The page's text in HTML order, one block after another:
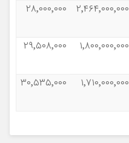
۲٬۴۶۴٬۰۰۰٬۰۰۰ ۲۸٬۰۰۰٬۰۰۰
۱٬۸۰۰٬۰۰۰٬۰۰۰ ۲۹٬۵۰۸٬۰۰۰
۱٬۷۱۰٬۰۰۰٬۰۰۰ ۳۰٬۵۳۵٬۰۰۰